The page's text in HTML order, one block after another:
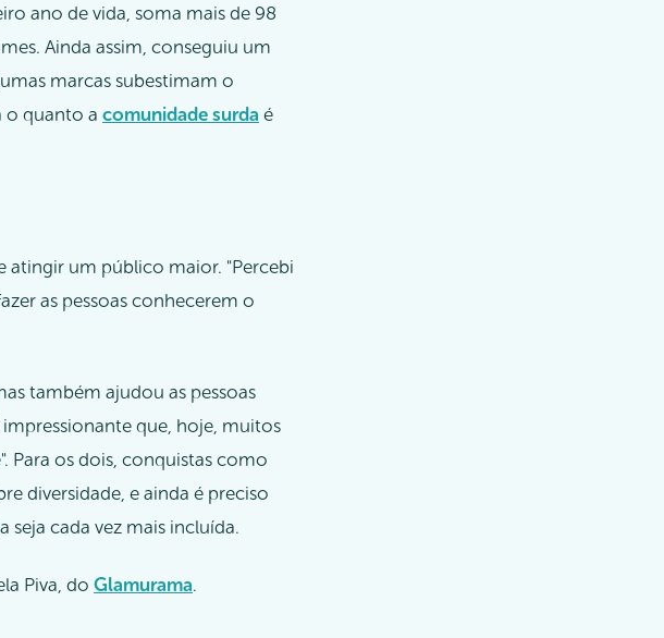
ano de vida, soma mais de 98
Ainda assim, conseguiu um
marcas subestimam o
o quanto a comunidade surda é
atingir um público maior. "Percebi
as pessoas conhecerem o
também ajudou as pessoas
que, hoje, muitos
Para os dois, conquistas como
diversidade, e ainda é preciso
cada vez mais incluída.
Piva, do Glamurama.